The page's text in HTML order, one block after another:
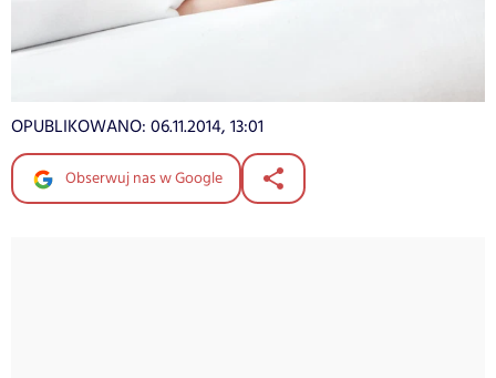
OPUBLIKOWANO: 06.11.2014, 13:01
Obserwuj nas w Google